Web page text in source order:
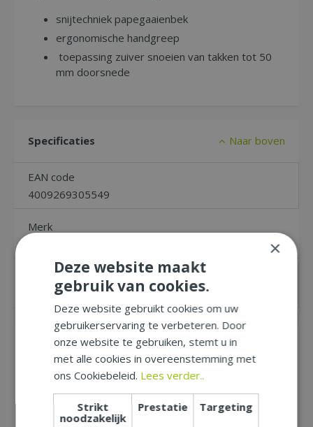
snijtechniek papegaaienbek
ergonomische handgreep
toepassing zuiver snoeien van takken tot 50
mm doorsnede
Specificaties Naar boven
EAN code
4009269305549
Merk
Electrisch
Niet electrisch
Recensies Naar boven
Recensies over "Takkenschaar, power cut
rr900t, Wolf Garten"
×
Deze website maakt
gebruik van cookies.
Deze website gebruikt cookies om uw
gebruikerservaring te verbeteren. Door
onze website te gebruiken, stemt u in
met alle cookies in overeenstemming met
ons Cookiebeleid. Lees verder..
Strikt
noodzakelijk
Prestatie Targeting